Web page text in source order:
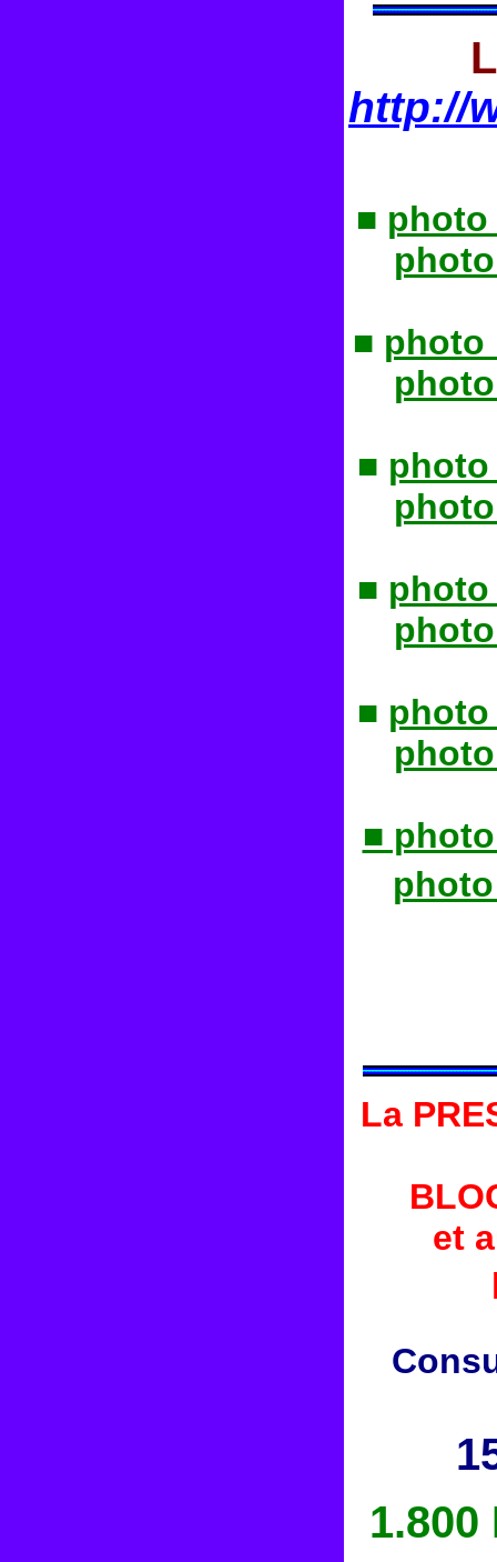
http://
■ photo
■ photo
■ photo
■ photo
■ photo
■
La
et
1.800